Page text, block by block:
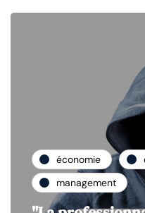
économie
management